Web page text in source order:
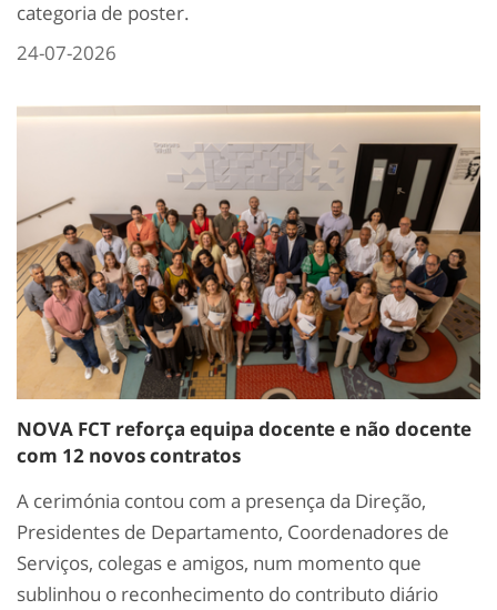
categoria de poster.
24-07-2026
NOVA FCT reforça equipa docente e não docente
com 12 novos contratos
A cerimónia contou com a presença da Direção,
Presidentes de Departamento, Coordenadores de
Serviços, colegas e amigos, num momento que
sublinhou o reconhecimento do contributo diário